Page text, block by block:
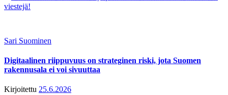
viestejä!
Sari Suominen
Digitaalinen riippuvuus on strateginen riski, jota Suomen
rakennusala ei voi sivuuttaa
Kirjoitettu 25.6.2026